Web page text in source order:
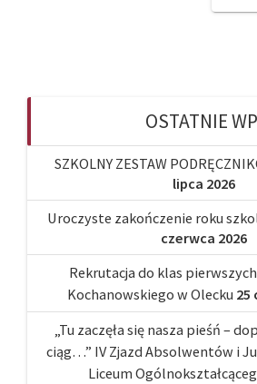
OSTATNIE
SZKOLNY ZESTAW
lipca 2026
Uroczyste zakończenie roku
czerwca 2026
Rekrutacja do klas
Kochanowskiego w Olecku 25
„Tu zaczęła się nasza pieśń –
ciąg…” IV Zjazd Absolwentów i
Liceum